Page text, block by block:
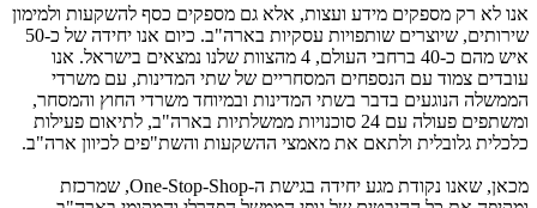
אנו לא רק מספקים מידע ועצות, אלא גם מספקים כסף להשקעות ולמימון
שירותים, שיוצרים שותפויות עסקיות בארה"ב. כיום אנו יחידה של כ-50
איש מהם כ-40 ברחבי העולם, 4 מהצוות שלנו נמצאים בישראל. אנו
עובדים צמוד עם הנספחים המסחריים של שתי המדינות, עם משרדי
הממשלה הנוגעים בדבר בשתי המדינות ובמיוחד משרדי החוץ והמסחר,
ומשתפים פעולה עם 24 סוכנויות ממשלתיות בארה"ב, לתיאום פעילות
כלכלית גלובלית ולתאם את מאמצי ההשקעות והשת"פים לכיוון ארה"ב.
מכאן, שאנו נקודת מגע יחידה בגישת ה-One-Stop-Shop, שמרכזת